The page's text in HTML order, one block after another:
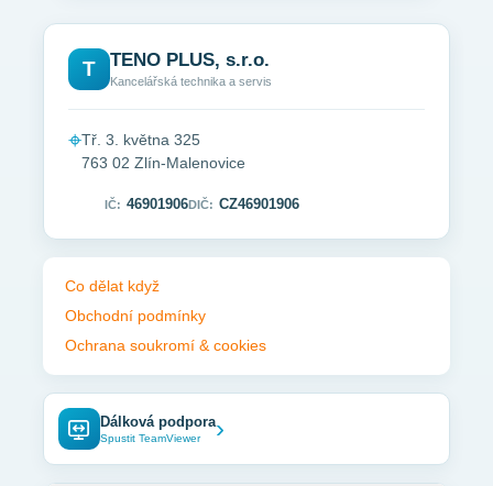
T TENO PLUS, s.r.o.
Kancelářská technika a servis
⌖Tř. 3. května 325
763 02 Zlín-Malenovice
IČ: 46901906DIČ: CZ46901906
Co dělat když
Obchodní podmínky
Ochrana soukromí & cookies
Dálková podpora
Spustit TeamViewer ›